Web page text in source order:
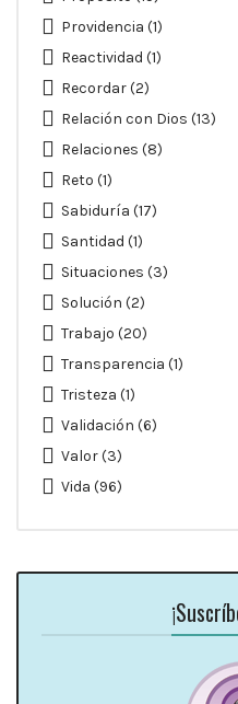
Providencia (1)
Reactividad (1)
Recordar(2)
Relación con Dios (13)
Relaciones (8)
Reto (1)
Sabiduría (17)
Santidad (1)
Situaciones (3)
Solución (2)
Trabajo (20)
Transparencia (1)
Tristeza (1)
Validación (6)
Valor(3)
Vida (96)